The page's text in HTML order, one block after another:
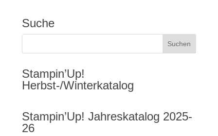
Suche
Stampin’Up!
Herbst-/Winterkatalog
Stampin’Up! Jahreskatalog 2025-
26